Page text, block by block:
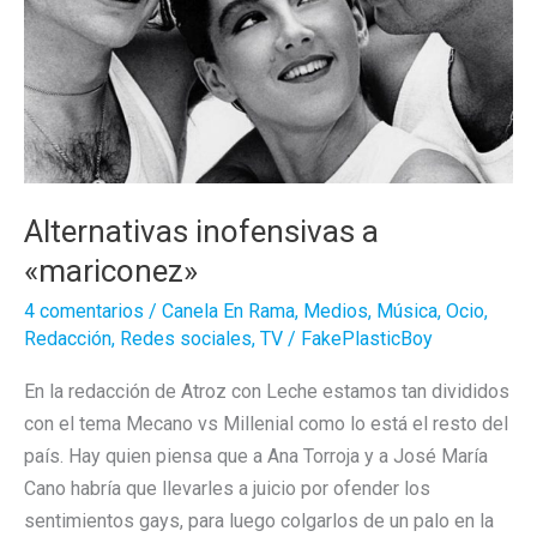
Alternativas inofensivas a
«mariconez»
4 comentarios / Canela En Rama, Medios, Música, Ocio,
Redacción, Redes sociales, TV / FakePlasticBoy
En la redacción de Atroz con Leche estamos tan divididos
con el tema Mecano vs Millenial como lo está el resto del
país. Hay quien piensa que a Ana Torroja y a José María
Cano habría que llevarles a juicio por ofender los
sentimientos gays, para luego colgarlos de un palo en la